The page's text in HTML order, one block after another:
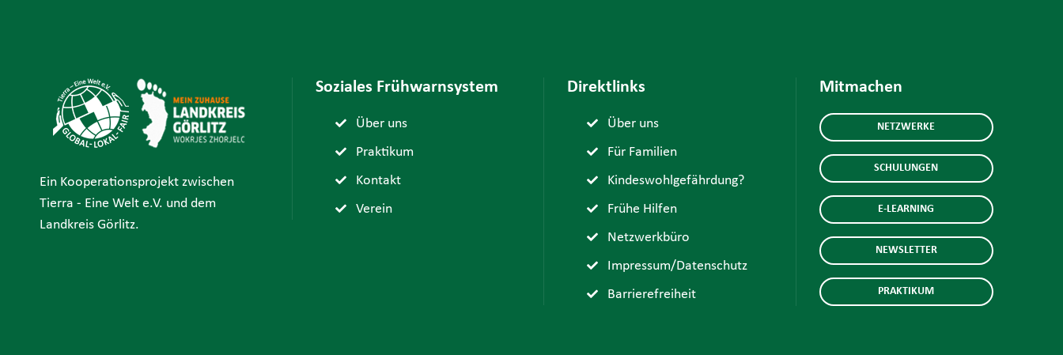
Ein Kooperationsprojekt zwischen
Tierra - Eine Welt e.V. und dem
Landkreis Görlitz.
Soziales Frühwarnsystem
Über uns
Praktikum
Kontakt
Verein
Direktlinks
Über uns
Für Familien
Kindeswohlgefährdung?
Frühe Hilfen
Netzwerkbüro
Impressum/Datenschutz
Barrierefreiheit
Mitmachen
NETZWERKE
SCHULUNGEN
E-LEARNING
NEWSLETTER
PRAKTIKUM